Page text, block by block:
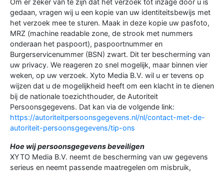
gedaan, vragen wij u een kopie van uw identiteitsbewijs met
het verzoek mee te sturen. Maak in deze kopie uw pasfoto,
MRZ (machine readable zone, de strook met nummers
onderaan het paspoort), paspoortnummer en
Burgerservicenummer (BSN) zwart. Dit ter bescherming van
uw privacy. We reageren zo snel mogelijk, maar binnen vier
weken, op uw verzoek. Xyto Media B.V. wil u er tevens op
wijzen dat u de mogelijkheid heeft om een klacht in te dienen
bij de nationale toezichthouder, de Autoriteit
Persoonsgegevens. Dat kan via de volgende link:
https://autoriteitpersoonsgegevens.nl/nl/contact-met-de-
autoriteit-persoonsgegevens/tip-ons
Hoe wij persoonsgegevens beveiligen
XYTO Media B.V. neemt de bescherming van uw gegevens
serieus en neemt passende maatregelen om misbruik,